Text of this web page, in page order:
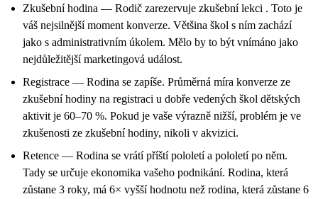
Zkušební hodina — Rodič zarezervuje zkušební lekci . Toto je
váš nejsilnější moment konverze. Většina škol s ním zachází
jako s administrativním úkolem. Mělo by to být vnímáno jako
nejdůležitější marketingová událost.
Registrace — Rodina se zapíše. Průměrná míra konverze ze
zkušební hodiny na registraci u dobře vedených škol dětských
aktivit je 60–70 %. Pokud je vaše výrazně nižší, problém je ve
zkušenosti ze zkušební hodiny, nikoli v akvizici.
Retence — Rodina se vrátí příští pololetí a pololetí po něm.
Tady se určuje ekonomika vašeho podnikání. Rodina, která
zůstane 3 roky, má 6× vyšší hodnotu než rodina, která zůstane 6